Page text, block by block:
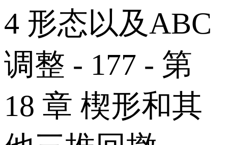
4 形态以及ABC
调整 - 177 - 第
18 章 楔形和其